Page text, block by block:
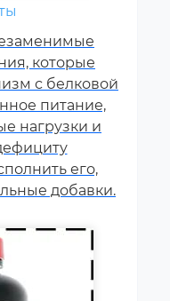
которые
с белковой
питание,
нагрузки и
его,
добавки.
к
жира,